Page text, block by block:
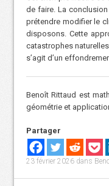
de faire. La
prétendre modifier le
disposons. Cette
catastrophes
sʼagit dʼun
Benoît Rittaud est
géométrie et
Partager
23 février 2026 dans